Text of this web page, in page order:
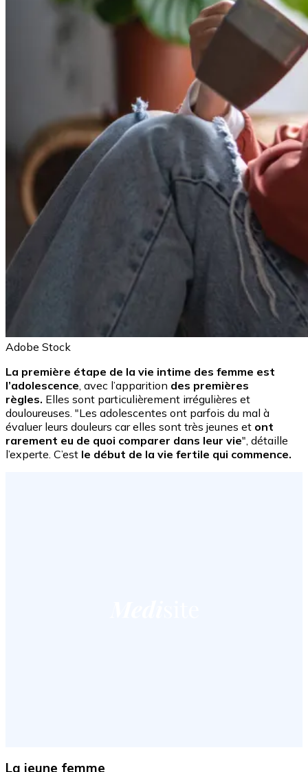
Adobe Stock
La première étape de la vie intime des femme est
l’adolescence , avec l’apparition des premières
règles. Elles sont particulièrement irrégulières et
douloureuses. "Les adolescentes ont parfois du mal à
évaluer leurs douleurs car elles sont très jeunes et ont
rarement eu de quoi comparer dans leur vie", détaille
l’experte. C’est le début de la vie fertile qui commence.
La jeune femme